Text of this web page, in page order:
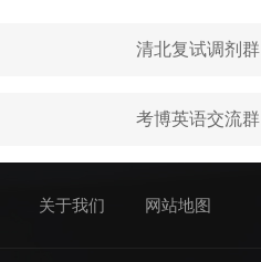
清北复试调剂群
考博英语交流群
关于我们 网站地图